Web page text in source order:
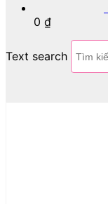
0 ₫
Text search